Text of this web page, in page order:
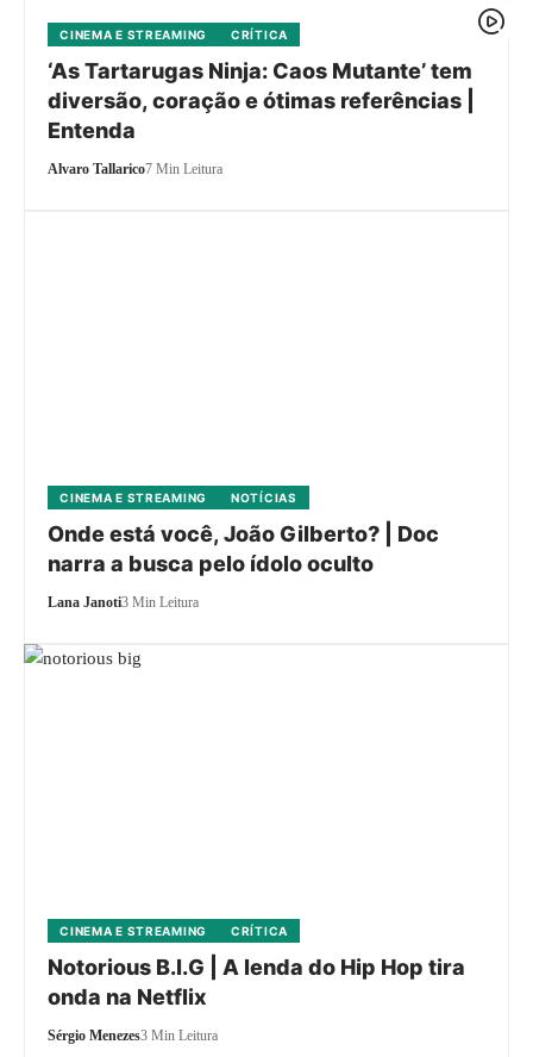
CINEMA E STREAMING CRÍTICA
‘As Tartarugas Ninja: Caos Mutante’ tem
diversão, coração e ótimas referências |
Entenda
Alvaro Tallarico7 Min Leitura
CINEMA E STREAMING NOTÍCIAS
Onde está você, João Gilberto? | Doc
narra a busca pelo ídolo oculto
Lana Janoti3 Min Leitura
CINEMA E STREAMING CRÍTICA
Notorious B.I.G | A lenda do Hip Hop tira
onda na Netflix
Sérgio Menezes3 Min Leitura